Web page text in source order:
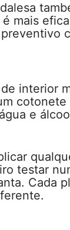
é mais
interior
e
testar
Cada